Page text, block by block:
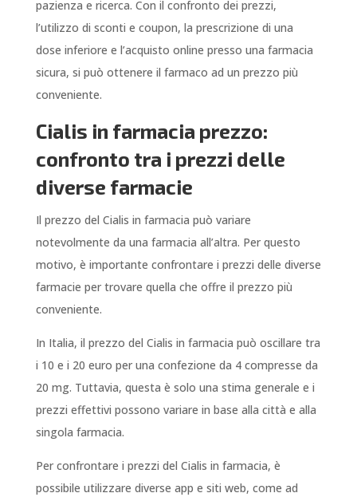
pazienza e ricerca. Con il confronto dei prezzi,
l’utilizzo di sconti e coupon, la prescrizione di una
dose inferiore e l’acquisto online presso una farmacia
sicura, si può ottenere il farmaco ad un prezzo più
conveniente.
Cialis in farmacia prezzo:
confronto tra i prezzi delle
diverse farmacie
Il prezzo del Cialis in farmacia può variare
notevolmente da una farmacia all’altra. Per questo
motivo, è importante confrontare i prezzi delle diverse
farmacie per trovare quella che offre il prezzo più
conveniente.
In Italia, il prezzo del Cialis in farmacia può oscillare tra
i 10 e i 20 euro per una confezione da 4 compresse da
20 mg. Tuttavia, questa è solo una stima generale e i
prezzi effettivi possono variare in base alla città e alla
singola farmacia.
Per confrontare i prezzi del Cialis in farmacia, è
possibile utilizzare diverse app e siti web, come ad